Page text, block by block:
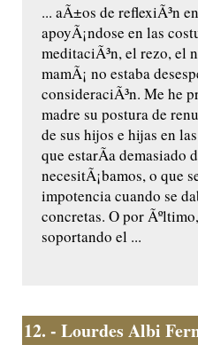
... aÃ±os de reflexiÃ³n en
apoyÃ¡ndose en las
meditaciÃ³n, el rezo, el
mamÃ¡ no estaba
consideraciÃ³n. Me he
madre su postura de
de sus hijos e hijas en
que estarÃ­a demasiado
necesitÃ¡bamos, o que
impotencia cuando se
concretas. O por
soportando el ...
12. - Lourdes Albi